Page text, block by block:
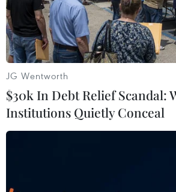
Trung tâm cai nghiện
không phải là làn sóng lây
JG Wentworth
$30k In Debt Relief Scandal:
Institutions Quietly Conceal